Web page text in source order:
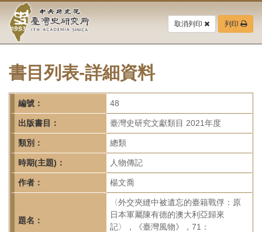
要
中
央
研
究
院-
臺
灣
史
研
究
取消列印 列印
書目列表-詳細資料
編號： 48
出版書目： 臺灣史研究文獻類目 2021年度
類別： 總類
時期(主題)： 人物傳記
作者： 楊文喬
題名：
〈外交夾縫中被遺忘的臺籍戰俘：原
日本軍屬陳有德的澳大利亞歸來
記〉，《臺灣風物》，71：